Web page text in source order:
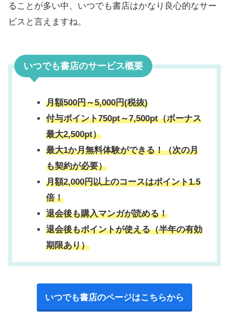
ることが多い中、いつでも書店はかなり良心的なサー
ビスと言えますね。
いつでも書店のサービス概要
月額500円～5,000円(税抜)
付与ポイント750pt～7,500pt（ボーナス
最大2,500pt）
最大1か月無料体験ができる！（次の月
も契約が必要）
月額2,000円以上のコースはポイント1.5
倍！
退会後も購入マンガが読める！
退会後もポイントが使える（半年の有効
期限あり）
いつでも書店のページはこちらから